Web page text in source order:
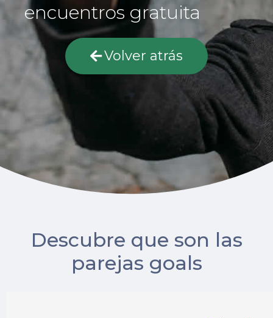
encuentros gratuita
Volver atrás
Descubre que son las
parejas goals